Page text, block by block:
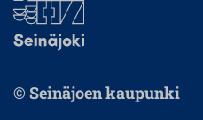
© Seinäjoen kaupunki